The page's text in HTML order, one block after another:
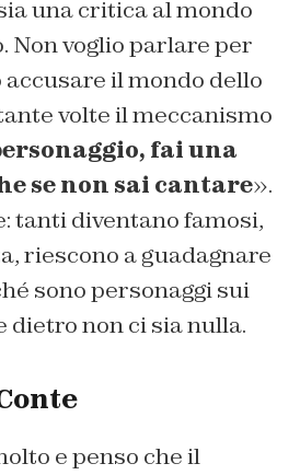
una critica al mondo
Non voglio parlare per
il mondo dello
volte il meccanismo
fai una
se non sai cantare».
tanti diventano famosi,
riescono a guadagnare
sono personaggi sui
dietro non ci sia nulla.
e penso che il